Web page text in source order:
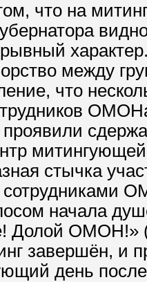
что на
между
что
стычка
начала
Долой ОМОН!»
завершён, и
день